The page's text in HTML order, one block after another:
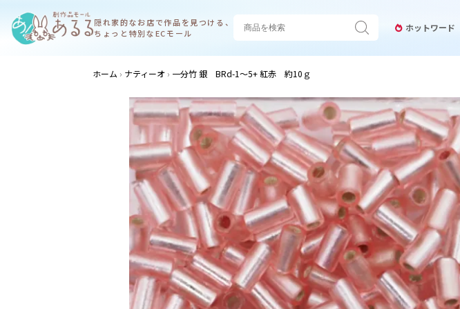
隠れ家的なお店で作品を見つける、
ちょっと特別なECモール
ホットワード
ホーム ナティーオ 一分竹 銀 BRd-1～5+ 紅赤 約10ｇ